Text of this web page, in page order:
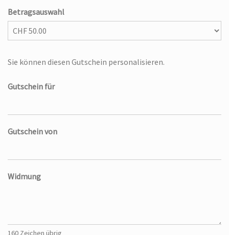
Betragsauswahl
Sie können diesen Gutschein personalisieren.
Gutschein für
Gutschein von
Widmung
160 Zeichen übrig